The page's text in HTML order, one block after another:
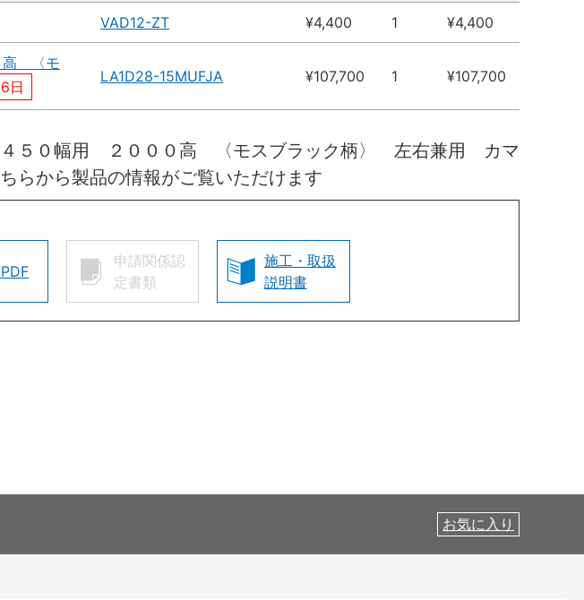
VAD12-ZT ¥4,400 1 ¥4,400
高 〈モ
日
LA1D28-15MUFJA ¥107,700 1 ¥107,700
０幅用 ２０００高 〈モスブラック柄〉 左右兼用 カマ
から製品の情報がご覧いただけます
申請関係認
定書類
施工・取扱
説明書
お気に入り